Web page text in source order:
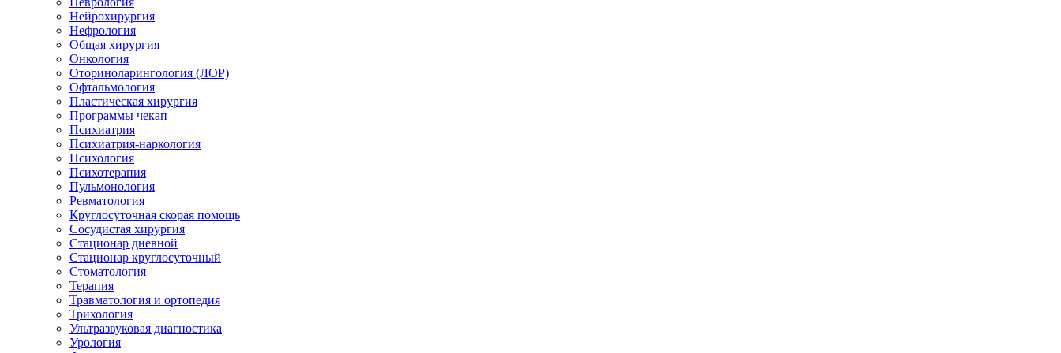
Нейрохирургия
Нефрология
Общая хирургия
Онкология
Оториноларингология (ЛОР)
Офтальмология
Пластическая хирургия
Программы чекап
Психиатрия
Психиатрия-наркология
Психология
Психотерапия
Пульмонология
Ревматология
Круглосуточная скорая помощь
Сосудистая хирургия
Стационар дневной
Стационар круглосуточный
Стоматология
Терапия
Травматология и ортопедия
Трихология
Ультразвуковая диагностика
Урология